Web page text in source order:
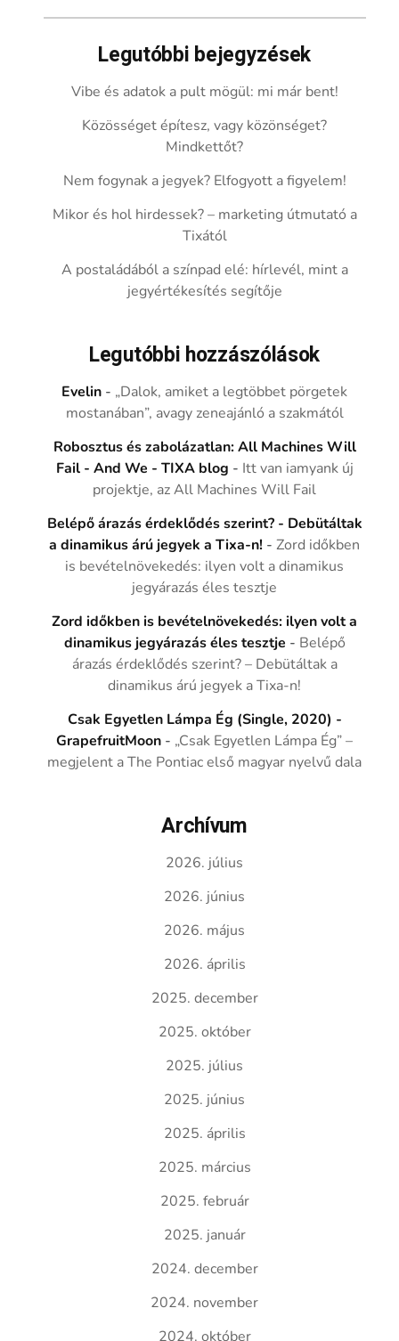
Legutóbbi bejegyzések
Vibe és adatok a pult mögül: mi már bent!
Közösséget építesz, vagy közönséget?
Mindkettőt?
Nem fogynak a jegyek? Elfogyott a figyelem!
Mikor és hol hirdessek? – marketing útmutató a
Tixától
A postaládából a színpad elé: hírlevél, mint a
jegyértékesítés segítője
Legutóbbi hozzászólások
Evelin - „Dalok, amiket a legtöbbet pörgetek
mostanában”, avagy zeneajánló a szakmától
Robosztus és zabolázatlan: All Machines Will
Fail - And We - TIXA blog - Itt van iamyank új
projektje, az All Machines Will Fail
Belépő árazás érdeklődés szerint? - Debütáltak
a dinamikus árú jegyek a Tixa-n! -Zord időkben
is bevételnövekedés: ilyen volt a dinamikus
jegyárazás éles tesztje
Zord időkben is bevételnövekedés: ilyen volt a
dinamikus jegyárazás éles tesztje - Belépő
árazás érdeklődés szerint? – Debütáltak a
dinamikus árú jegyek a Tixa-n!
Csak Egyetlen Lámpa Ég (Single, 2020) -
GrapefruitMoon - „Csak Egyetlen Lámpa Ég” –
megjelent a The Pontiac első magyar nyelvű dala
Archívum
2026. július
2026. június
2026. május
2026. április
2025. december
2025. október
2025. július
2025. június
2025. április
2025. március
2025. február
2025. január
2024. december
2024. november
2024. október